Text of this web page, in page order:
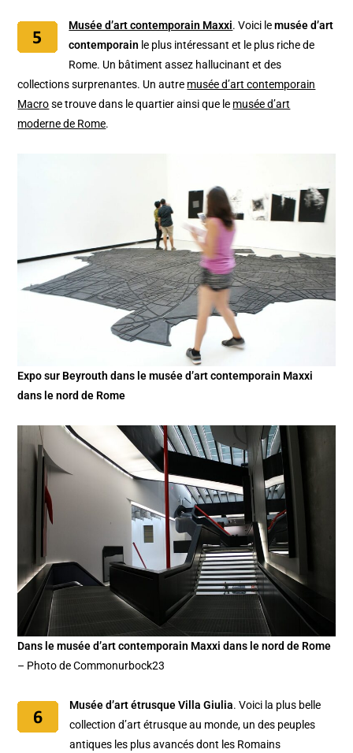
Musée d’art contemporain Maxxi. Voici lemusée d’art
contemporain le plus intéressant et le plus riche de
Rome. Un bâtiment assez hallucinant et des
collections surprenantes. Un autre musée d’art contemporain
Macrose trouve dans le quartier ainsi que le musée d’art
moderne de Rome.
Expo sur Beyrouth dans le musée d’art contemporain Maxxi
dans le nord de Rome
Dans le musée d’art contemporain Maxxi dans le nord de Rome
– Photo de Commonurbock23
Musée d’art étrusque Villa Giulia. Voici la plus belle
collection d’art étrusque au monde, un des peuples
antiques les plus avancés dont les Romains